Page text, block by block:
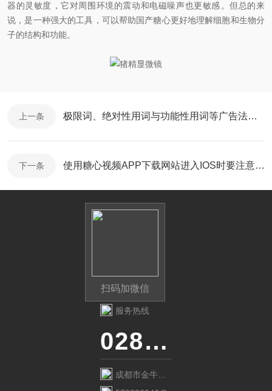
器的灵敏度，它对周围环境的震动和电磁噪声也更敏感。但总的来
说，是一种强大的工具，可以帮助国产糖心更好地理解细胞和生物分
子的结构和功能。
上一条 极限词、绝对性用词与功能性用词等广告法禁用词失效声明及免责声明
下一条 使用糖心视频APP下载网站进入IOS时要注意这些小细节！
扫码加微信
服务热线
028-87741718
成都市金牛区